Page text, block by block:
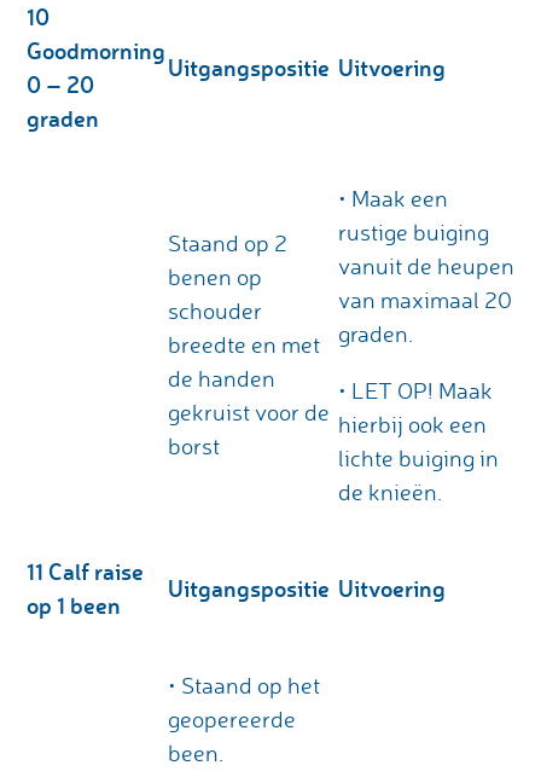
10
Goodmorning
0 – 20
graden
Uitgangspositie Uitvoering
Staand op 2
benen op
schouder
breedte en met
de handen
gekruist voor de
borst
• Maak een
rustige buiging
vanuit de heupen
van maximaal 20
graden.
• LET OP! Maak
hierbij ook een
lichte buiging in
de knieën.
11 Calf raise
op 1 been
Uitgangspositie Uitvoering
• Staand op het
geopereerde
been.